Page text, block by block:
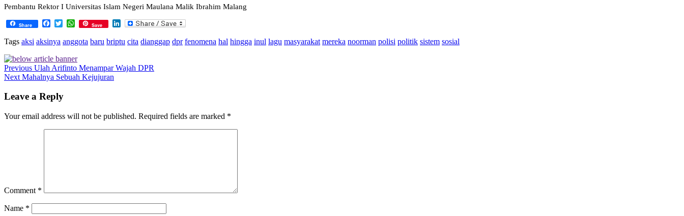
Pembantu Rektor I Universitas Islam Negeri Maulana Malik Ibrahim Malang
Share Facebook
TwitterWhatsApp
Save LinkedIn
Tags aksi aksinya anggota baru briptu cita dianggap dpr fenomena hal hingga inul lagu masyarakat mereka noorman polisi politik sistem sosial
Previous Ulah Arifinto Menampar Wajah DPR
Next Mahalnya Sebuah Kejujuran
Leave a Reply
Your email address will not be published. Required fields are marked *
Comment *
Name *